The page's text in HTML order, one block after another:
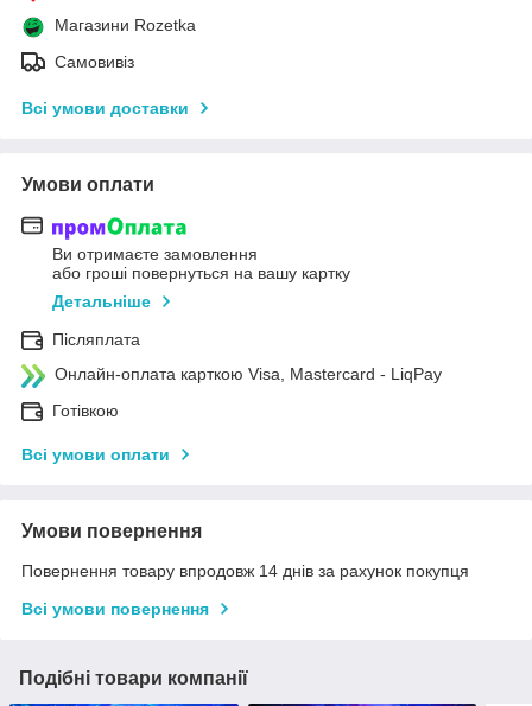
Магазини Rozetka
Самовивіз
Всі умови доставки
Умови оплати
Ви отримаєте замовлення
або гроші повернуться на вашу картку
Детальніше
Післяплата
Онлайн-оплата карткою Visa, Mastercard - LiqPay
Готівкою
Всі умови оплати
Умови повернення
Повернення товару впродовж 14 днів за рахунок покупця
Всі умови повернення
Подібні товари компанії